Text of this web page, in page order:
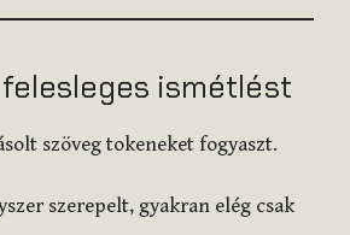
ismétlést
szöveg tokeneket fogyaszt.
szerepelt, gyakran elég csak